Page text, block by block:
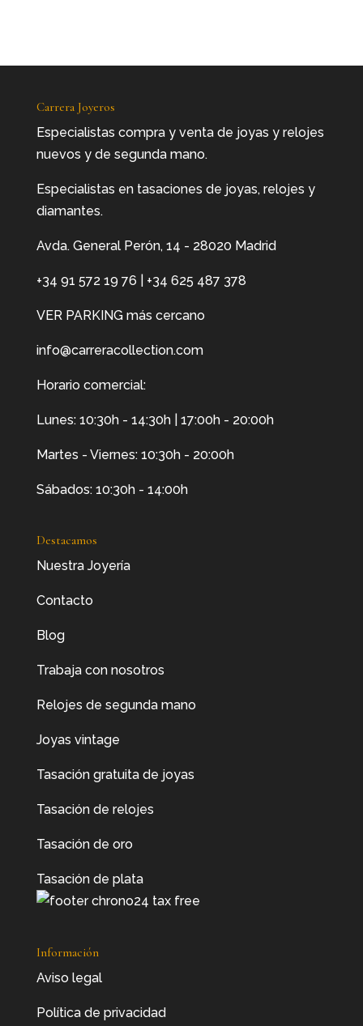
Carrera Joyeros
Especialistas compra y venta de joyas y relojes
nuevos y de segunda mano.
Especialistas en tasaciones de joyas, relojes y
diamantes.
Avda. General Perón, 14 - 28020 Madrid
+34 91 572 19 76 +34 625 487 378
VER PARKING más cercano
info@carreracollection.com
Horario comercial:
Lunes: 10:30h - 14:30h | 17:00h - 20:00h
Martes - Viernes: 10:30h - 20:00h
Sábados: 10:30h - 14:00h
Destacamos
Nuestra Joyería
Contacto
Blog
Trabaja con nosotros
Relojes de segunda mano
Joyas vintage
Tasación gratuita de joyas
Tasación de relojes
Tasación de oro
Tasación de plata
Información
Aviso legal
Política de privacidad